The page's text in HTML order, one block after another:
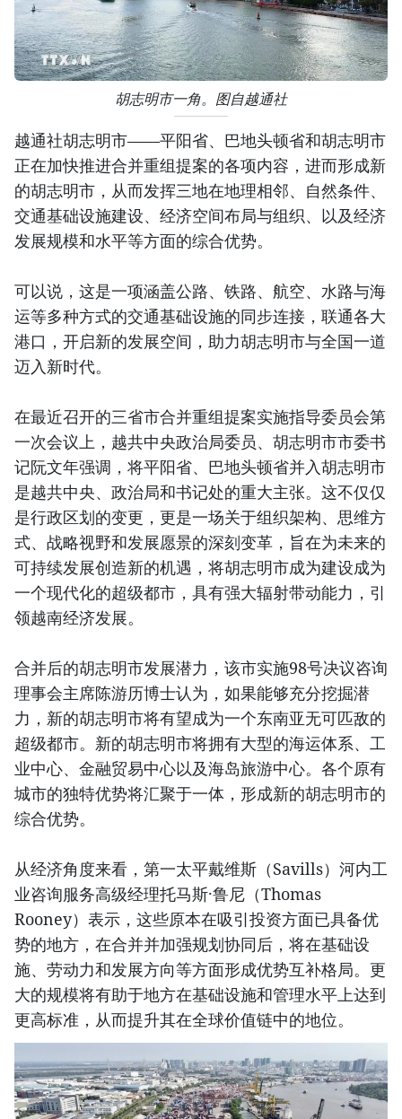
胡志明市一角。图自越通社
越通社胡志明市——平阳省、巴地头顿省和胡志明市
正在加快推进合并重组提案的各项内容，进而形成新
的胡志明市，从而发挥三地在地理相邻、自然条件、
交通基础设施建设、经济空间布局与组织、以及经济
发展规模和水平等方面的综合优势。
可以说，这是一项涵盖公路、铁路、航空、水路与海
运等多种方式的交通基础设施的同步连接，联通各大
港口，开启新的发展空间，助力胡志明市与全国一道
迈入新时代。
在最近召开的三省市合并重组提案实施指导委员会第
一次会议上，越共中央政治局委员、胡志明市市委书
记阮文年强调，将平阳省、巴地头顿省并入胡志明市
是越共中央、政治局和书记处的重大主张。这不仅仅
是行政区划的变更，更是一场关于组织架构、思维方
式、战略视野和发展愿景的深刻变革，旨在为未来的
可持续发展创造新的机遇，将胡志明市成为建设成为
一个现代化的超级都市，具有强大辐射带动能力，引
领越南经济发展。
合并后的胡志明市发展潜力，该市实施98号决议咨询
理事会主席陈游历博士认为，如果能够充分挖掘潜
力，新的胡志明市将有望成为一个东南亚无可匹敌的
超级都市。新的胡志明市将拥有大型的海运体系、工
业中心、金融贸易中心以及海岛旅游中心。各个原有
城市的独特优势将汇聚于一体，形成新的胡志明市的
综合优势。
从经济角度来看，第一太平戴维斯（Savills）河内工
业咨询服务高级经理托马斯·鲁尼（Thomas
Rooney）表示，这些原本在吸引投资方面已具备优
势的地方，在合并并加强规划协同后，将在基础设
施、劳动力和发展方向等方面形成优势互补格局。更
大的规模将有助于地方在基础设施和管理水平上达到
更高标准，从而提升其在全球价值链中的地位。